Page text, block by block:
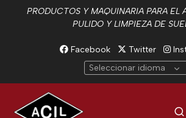
PRODUCTOS Y MAQUINARIA PARA EL
PULIDO Y LIMPIEZA DE
Facebook Twitter
Seleccionar idioma